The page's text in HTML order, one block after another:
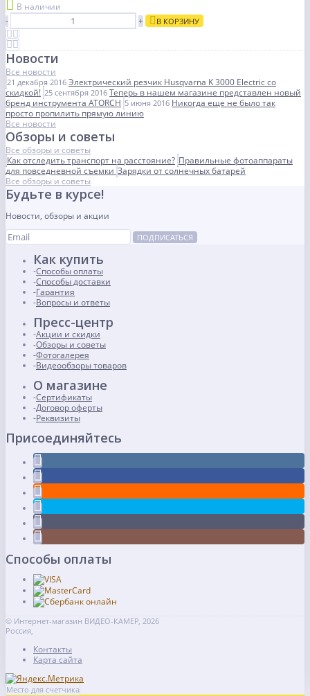
В наличии
-
+ В КОРЗИНУ
Новости
Все новости
21 декабря 2016 Электрический резчик Husqvarna K 3000 Electric со
скидкой! 25 сентября 2016 Теперь в нашем магазине представлен новый
бренд инструмента ATORCH 5 июня 2016 Никогда еще не было так
просто пропилить прямую линию
Все новости
Обзоры и советы
Все обзоры и советы
Как отследить транспорт на расстояние? Правильные фотоаппараты
для повседневной съемки Зарядки от солнечных батарей
Все обзоры и советы
Будьте в курсе!
Новости, обзоры и акции
ПОДПИСАТЬСЯ
Как купить
Способы оплаты
Способы доставки
Гарантия
Вопросы и ответы
Пресс-центр
Акции и скидки
Обзоры и советы
Фотогалерея
Видеообзоры товаров
О магазине
Сертификаты
Договор оферты
Реквизиты
Присоединяйтесь
Способы оплаты
© Интернет-магазин ВИДЕО-КАМЕР, 2026
Россия,
Контакты
Карта сайта
Место для счетчика